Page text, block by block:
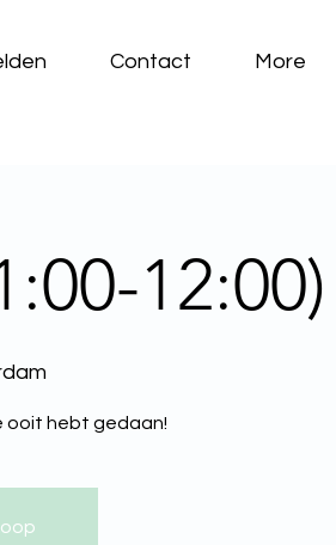
Contact More
12:00)
ooit hebt gedaan!